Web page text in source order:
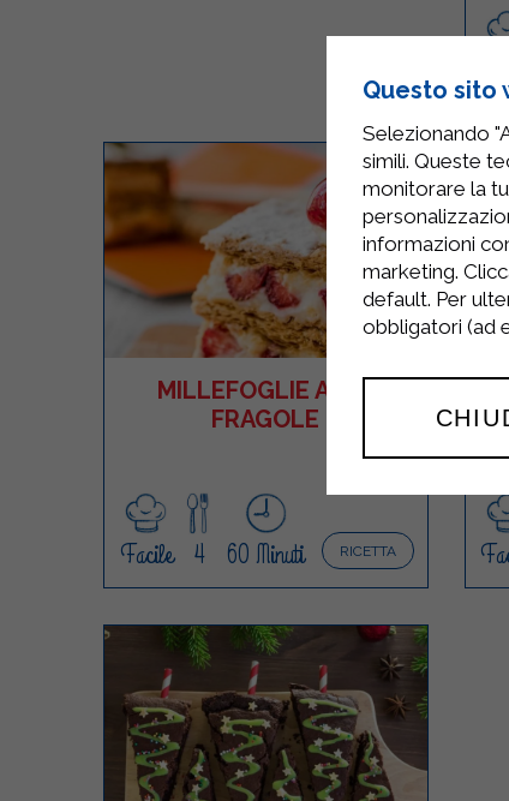
MILLEFOGLIE ALLE
FRAGOLE
RICETTA
Facile 4 60 Minuti
Questo sito
Selezionando
simili. Queste
monitorare la
informazioni
marketing.
default. Per
obbligatori (ad